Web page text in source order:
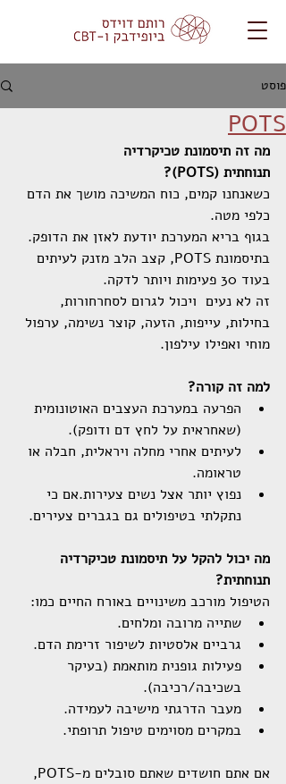
פוסט
POTS
מה זה תיסמונת טכיקרדיה
תנוחתית (POTS)?
כשאנחנו קמים, כוח המשיכה מושך את הדם
כלפי מטה.
בגוף בריא המערכת יודעת לאזן את הדופק.
בתיסמונת POTS, קצב הלב מזנק לעיתים
בעוד 30 פעימות ויותר לדקה.
זה לא נעים  ויכול לגרום לסחרחורות,
בחילות, עייפות, הזעה, קוצר נשימה, ערפול
מוחי ואפילו עילפון.
למה זה קורה?
הפרעה במערכת העצבים האוטונומית
(שאחראית על לחץ דם ודופק).
לעיתים אחרי מחלה ויראלית, חבלה או
טראומה.
נפוץ יותר אצל נשים צעירות.אם כי
נתקלתי בטיפולים גם בגברים צעירים.
מה יכול להקל על תיסמונת טכיקרדיה
תנוחתית?
הטיפול מורכב משינויים באורח החיים כמו:
שתייה מרובה ומלחים.
גרביים אלסטיות לשיפור זרימת הדם.
פעילות גופנית מותאמת (בעיקר
בשכיבה/רכיבה).
מעבר הדרגתי מישיבה לעמידה.
במקרים מסוימים טיפול תרופתי.
אם אתם חושדים שאתם סובלים מ-POTS,